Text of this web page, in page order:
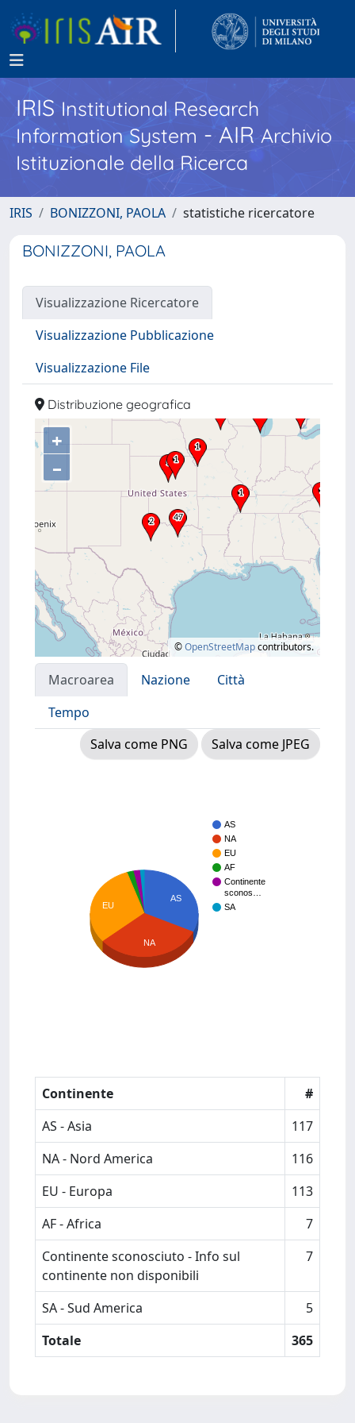
IRISInstitutional Research
Information System - AIR Archivio
Istituzionale della Ricerca
IRIS BONIZZONI, PAOLA statistiche ricercatore
BONIZZONI, PAOLA
Visualizzazione Ricercatore
Visualizzazione Pubblicazione
Visualizzazione File
Distribuzione geografica
+
–
©OpenStreetMapcontributors.
Macroarea Nazione
Città
Tempo
Salva come PNG
Salva come JPEG
AS
NA
EU
AF
Continente
sconos…
SA
AS
EU
NA
Continente
#
AS - Asia
117
NA - Nord America
116
EU - Europa
113
AF - Africa
7
Continente sconosciuto - Info sul
continente non disponibili
7
SA - Sud America
5
Totale
365